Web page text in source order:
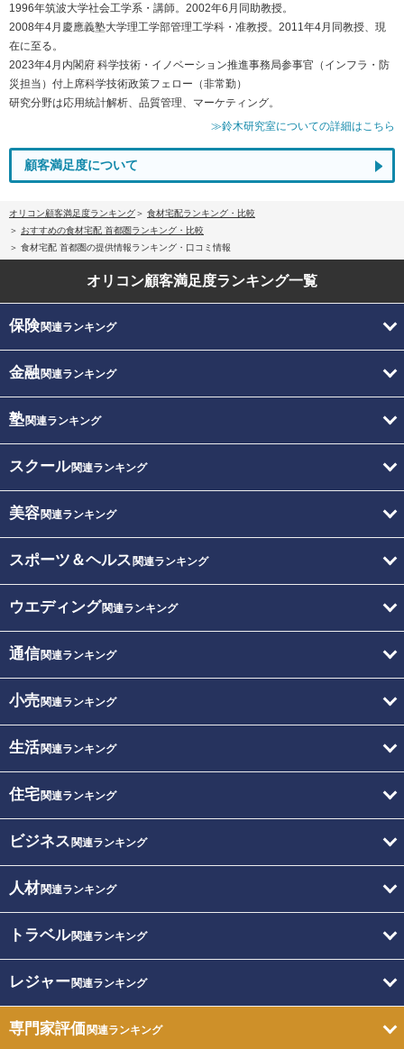
1996年筑波大学社会工学系・講師。2002年6月同助教授。
2008年4月慶應義塾大学理工学部管理工学科・准教授。2011年4月同教授、現
在に至る。
2023年4月内閣府 科学技術・イノベーション推進事務局参事官（インフラ・防
災担当）付上席科学技術政策フェロー（非常勤）
研究分野は応用統計解析、品質管理、マーケティング。
≫鈴木研究室についての詳細はこちら
顧客満足度について
オリコン顧客満足度ランキング
食材宅配ランキング・比較
おすすめの食材宅配 首都圏ランキング・比較
食材宅配 首都圏の提供情報ランキング・口コミ情報
オリコン顧客満足度ランキング一覧
保険関連ランキング
金融関連ランキング
塾関連ランキング
スクール関連ランキング
美容関連ランキング
スポーツ＆ヘルス 関連ランキング
ウエディング関連ランキング
通信関連ランキング
小売関連ランキング
生活関連ランキング
住宅関連ランキング
ビジネス 関連ランキング
人材関連ランキング
トラベル関連ランキング
レジャー関連ランキング
専門家評価関連ランキング